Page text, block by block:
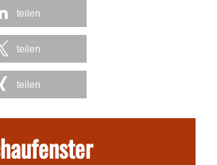
teilen
teilen
teilen